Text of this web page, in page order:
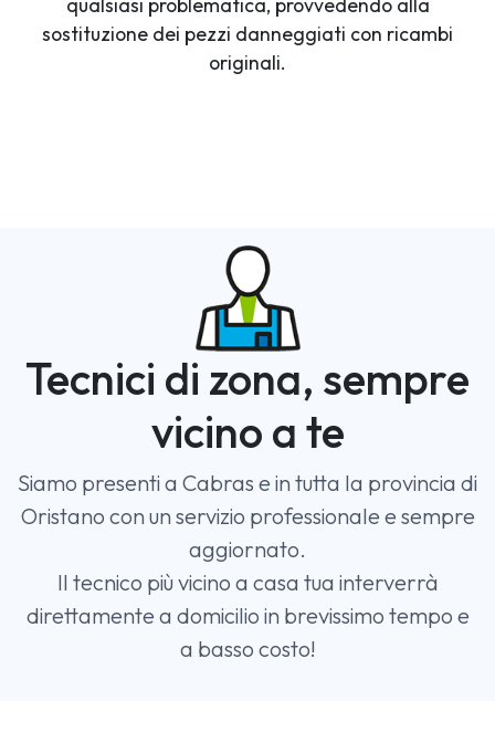
qualsiasi problematica, provvedendo alla
sostituzione dei pezzi danneggiati con ricambi
originali.
Tecnici di zona, sempre
vicino a te
Siamo presenti a Cabras e in tutta la provincia di
Oristano con un servizio professionale e sempre
aggiornato.
Il tecnico più vicino a casa tua interverrà
direttamente a domicilio in brevissimo tempo e
a basso costo!